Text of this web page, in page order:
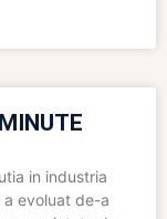
in industria
evoluat de-a